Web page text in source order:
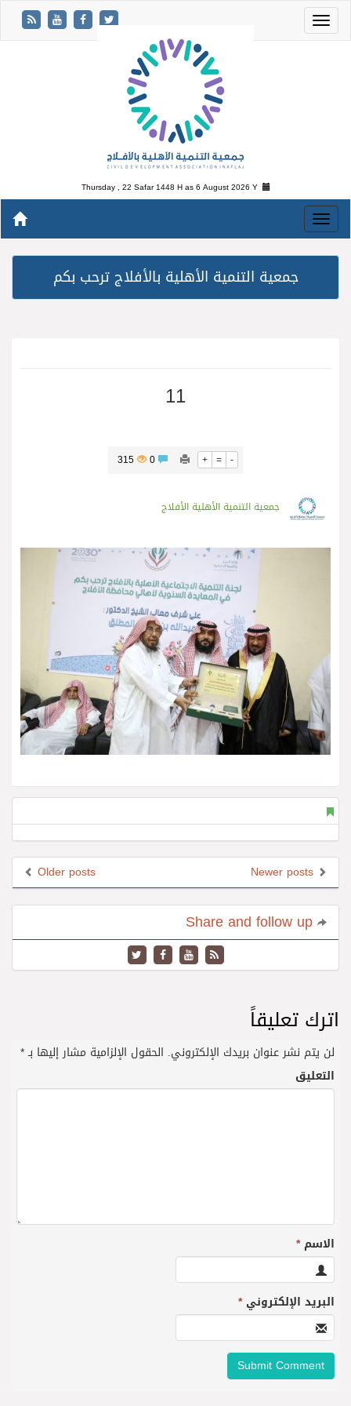
Thursday , 22 Safar 1448 H as6 August 2026 Y
جمعية التنمية الأهلية بالأفلاج ترحب بكم
11
+ = -
315
جمعية التنمية الأهلية الأفلاج
Older posts
اترك تعليقاً
لن يتم نشر عنوان بريدك الإلكتروني. الحقول الإلزامية مشار إليها بـ*
التعليق
الاسم*
البريد الإلكتروني*